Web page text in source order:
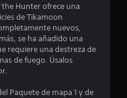
c
e
the Hunter ofrece una
de Tikamoon
nuevos,
se ha añadido una
requiere una destreza de
de fuego. Úsalos
Paquete de mapa 1 y de